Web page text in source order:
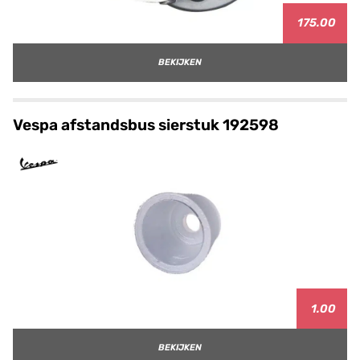
175.00
BEKIJKEN
Vespa afstandsbus sierstuk 192598
1.00
BEKIJKEN